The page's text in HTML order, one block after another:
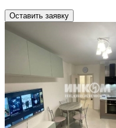
Оставить заявку